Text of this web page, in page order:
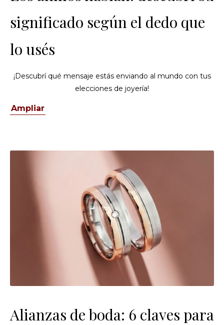
significado según el dedo que
lo usés
¡Descubrí qué mensaje estás enviando al mundo con tus
elecciones de joyería!
Ampliar
Alianzas de boda: 6 claves para